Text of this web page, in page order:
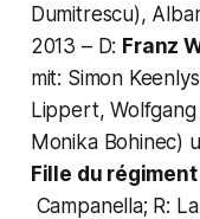
Dumitrescu),
2013 – D: Franz
mit: Simon
Lippert,
Monika Bohinec)
Fille du régiment
Campanella; R: